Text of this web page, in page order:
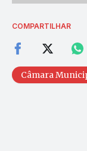
COMPARTILHAR
Câmara